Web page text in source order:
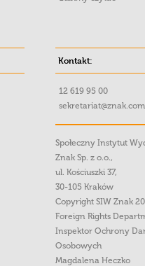
Kontakt:
12 619 95 00
Społeczny Instytut
Znak Sp. z o.o.,
ul. Kościuszki 37,
30-105 Kraków
Copyright SIW Znak
Foreign Rights
Inspektor Ochrony
Osobowych
Magdalena Heczko